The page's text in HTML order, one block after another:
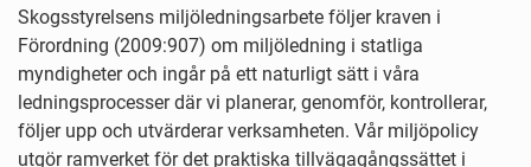
Skogsstyrelsens miljöledningsarbete följer kraven i
Förordning (2009:907) om miljöledning i statliga
myndigheter och ingår på ett naturligt sätt i våra
ledningsprocesser där vi planerar, genomför, kontrollerar,
följer upp och utvärderar verksamheten. Vår miljöpolicy
utgör ramverket för det praktiska tillvägagångssättet i